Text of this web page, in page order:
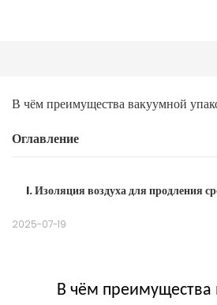
В чём преимущества вакуумной
Оглавление
I. Изоляция воздуха для продления
2025-07-19
В чём преимущества